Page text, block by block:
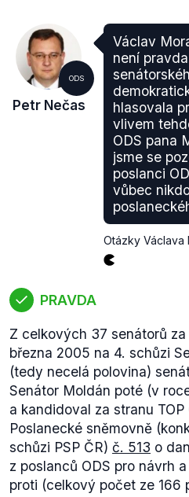
ODS
Petr Nečas
Václav
není
hlasovala
vlivem
ODS pana
jsme se
poslanci
vůbec
Otázky Václava
PRAVDA
Z celkových 37 senátorů za
března 2005 na 4. schůzi
(tedy necelá polovina)
Senátor Moldán poté (v
a kandidoval za stranu
Poslanecké sněmovně
schůzi PSP ČR) č. 513 o
z poslanců ODS pro návrh
proti (celkový počet ze 166